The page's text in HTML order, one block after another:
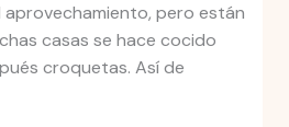
aprovechamiento, pero están
casas se hace cocido
croquetas. Así de